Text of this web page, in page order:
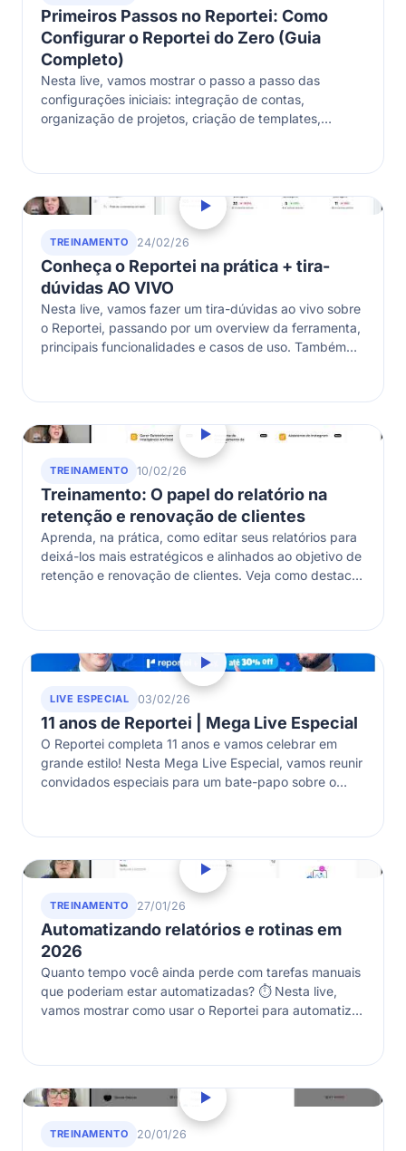
Primeiros Passos no Reportei: Como
Configurar o Reportei do Zero (Guia
Completo)
Nesta live, vamos mostrar o passo a passo das
configurações iniciais: integração de contas,
organização de projetos, criação de templates,
TREINAMENTO 24/02/26
Conheça o Reportei na prática + tira-
dúvidas AO VIVO
Nesta live, vamos fazer um tira-dúvidas ao vivo sobre
o Reportei, passando por um overview da ferramenta,
principais funcionalidades e casos de uso. Também
TREINAMENTO 10/02/26
Treinamento: O papel do relatório na
retenção e renovação de clientes
Aprenda, na prática, como editar seus relatórios para
deixá-los mais estratégicos e alinhados ao objetivo de
retenção e renovação de clientes. Veja como destacar
LIVE ESPECIAL 03/02/26
11 anos de Reportei | Mega Live Especial
O Reportei completa 11 anos e vamos celebrar em
grande estilo! Nesta Mega Live Especial, vamos reunir
convidados especiais para um bate-papo sobre o
TREINAMENTO 27/01/26
Automatizando relatórios e rotinas em
2026
Quanto tempo você ainda perde com tarefas manuais
que poderiam estar automatizadas? ⏱️ Nesta live,
vamos mostrar como usar o Reportei para automatizar
TREINAMENTO 20/01/26